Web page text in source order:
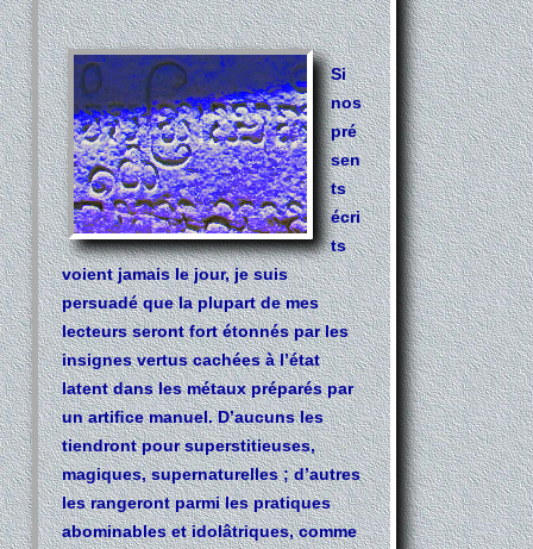
Si
nos
pré
sen
ts
écri
ts
voient jamais le jour, je suis
persuadé que la plupart de mes
lecteurs seront fort étonnés par les
insignes vertus cachées à l’état
latent dans les métaux préparés par
un artiﬁce manuel. D’aucuns les
tiendront pour superstitieuses,
magiques, supernaturelles ; d’autres
les rangeront parmi les pratiques
abominables et idolâtriques, comme